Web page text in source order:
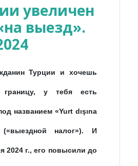
увеличен
выезд».
Турции и хочешь
у тебя есть
названием «Yurt dışına
(«выездной налог»). И
2024 г., его повысили до